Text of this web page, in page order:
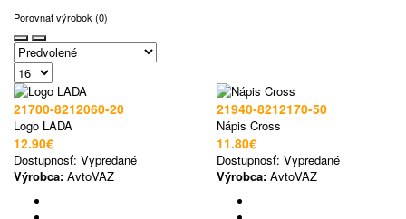
Porovnať výrobok (0)
21700-8212060-20
Logo LADA
12.90€
Dostupnosť: Vypredané
Výrobca: AvtoVAZ
21940-8212170-50
Nápis Cross
11.80€
Dostupnosť: Vypredané
Výrobca: AvtoVAZ